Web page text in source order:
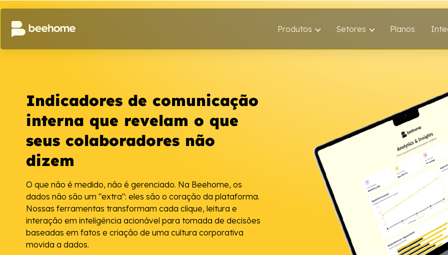
Produtos Setores Planos
Indicadores de comunicação
interna que revelam o que
seus colaboradores não
dizem
O que não é medido, não é gerenciado. Na Beehome, os
dados não são um "extra": eles são o coração da plataforma.
Nossas ferramentas transformam cada clique, leitura e
interação em inteligência acionável para tomada de decisões
baseadas em fatos e criação de uma cultura corporativa
movida a dados.